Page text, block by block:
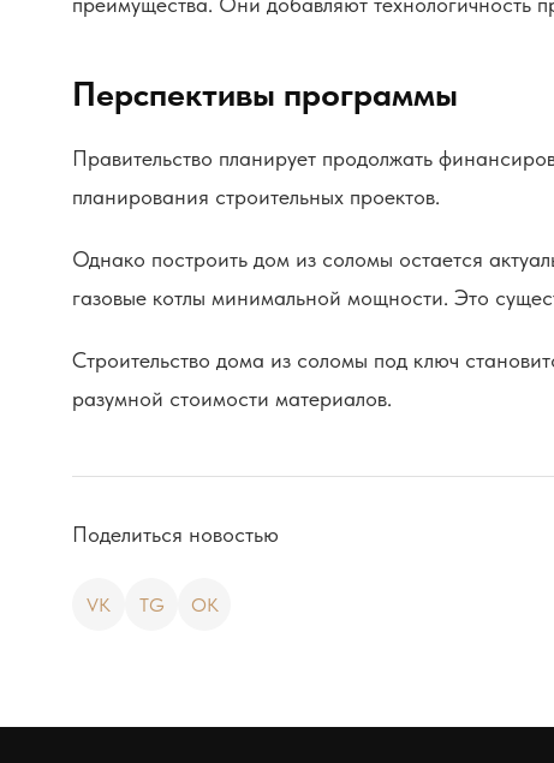
Перспективы программы
Правительство планирует продолжать
планирования строительных проектов.
Однако построить дом из соломы остается
газовые котлы минимальной мощности. Это
Строительство дома из соломы под ключ
разумной стоимости материалов.
Поделиться новостью
VK TG OK